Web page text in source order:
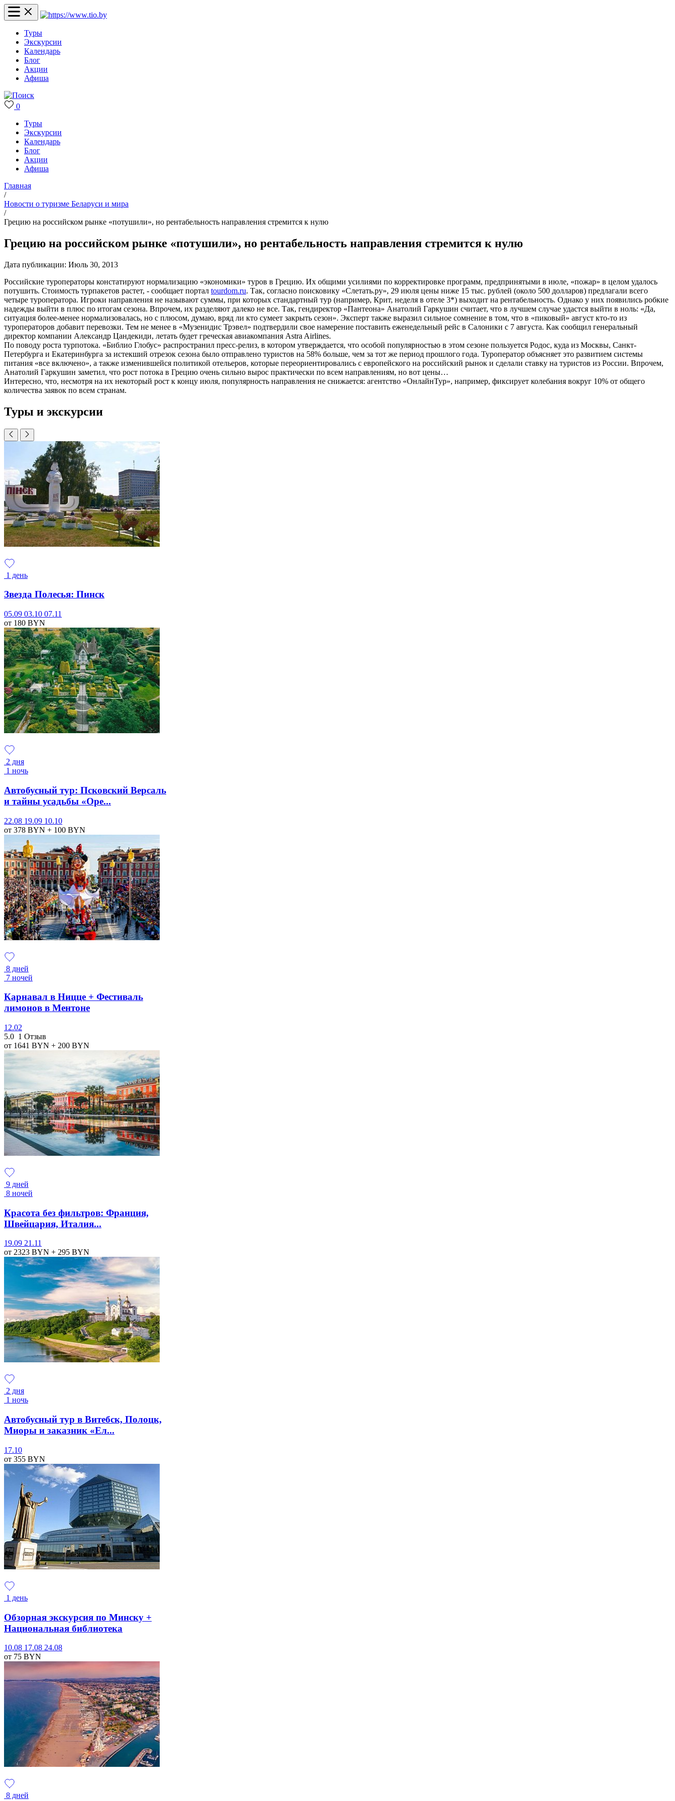
Туры
Экскурсии
Календарь
Блог
Акции
Афиша
0
Туры
Экскурсии
Календарь
Блог
Акции
Афиша
Главная
/
Новости о туризме Беларуси и мира
/
Грецию на российском рынке «потушили», но рентабельность направления стремится к нулю
Грецию на российском рынке «потушили», но рентабельность направления стремится к нулю
Дата публикации: Июль 30, 2013
Российские туроператоры констатируют нормализацию «экономики» туров в Грецию. Их общими усилиями по корректировке программ, предпринятыми в июле, «пожар» в целом удалось
потушить. Стоимость турпакетов растет, - сообщает портал tourdom.ru. Так, согласно поисковику «Слетать.ру», 29 июля цены ниже 15 тыс. рублей (около 500 долларов) предлагали всего
четыре туроператора. Игроки направления не называют суммы, при которых стандартный тур (например, Крит, неделя в отеле 3*) выходит на рентабельность. Однако у них появились робкие
надежды выйти в плюс по итогам сезона. Впрочем, их разделяют далеко не все. Так, гендиректор «Пантеона» Анатолий Гаркушин считает, что в лучшем случае удастся выйти в ноль: «Да,
ситуация более-менее нормализовалась, но с плюсом, думаю, вряд ли кто сумеет закрыть сезон». Эксперт также выразил сильное сомнение в том, что в «пиковый» август кто-то из
туроператоров добавит перевозки. Тем не менее в «Музенидис Трэвел» подтвердили свое намерение поставить еженедельный рейс в Салоники с 7 августа. Как сообщил генеральный
директор компании Александр Цандекиди, летать будет греческая авиакомпания Astra Airlines.
По поводу роста турпотока. «Библио Глобус» распространил пресс-релиз, в котором утверждается, что особой популярностью в этом сезоне пользуется Родос, куда из Москвы, Санкт-
Петербурга и Екатеринбурга за истекший отрезок сезона было отправлено туристов на 58% больше, чем за тот же период прошлого года. Туроператор объясняет это развитием системы
питания «все включено», а также изменившейся политикой отельеров, которые переориентировались с европейского на российский рынок и сделали ставку на туристов из России. Впрочем,
Анатолий Гаркушин заметил, что рост потока в Грецию очень сильно вырос практически по всем направлениям, но вот цены…
Интересно, что, несмотря на их некоторый рост к концу июля, популярность направления не снижается: агентство «ОнлайнТур», например, фиксирует колебания вокруг 10% от общего
количества заявок по всем странам.
Туры и экскурсии
1 день
Звезда Полесья: Пинск
05.09 03.10 07.11
от 180 BYN
2 дня
1 ночь
Автобусный тур: Псковский Версаль
и тайны усадьбы «Оре...
22.08 19.09 10.10
от 378 BYN + 100 BYN
8 дней
7 ночей
Карнавал в Ницце + Фестиваль
лимонов в Ментоне
12.02
5.0 1 Отзыв
от 1641 BYN + 200 BYN
9 дней
8 ночей
Красота без фильтров: Франция,
Швейцария, Италия...
19.09 21.11
от 2323 BYN + 295 BYN
2 дня
1 ночь
Автобусный тур в Витебск, Полоцк,
Миоры и заказник «Ел...
17.10
от 355 BYN
1 день
Обзорная экскурсия по Минску +
Национальная библиотека
10.08 17.08 24.08
от 75 BYN
8 дней